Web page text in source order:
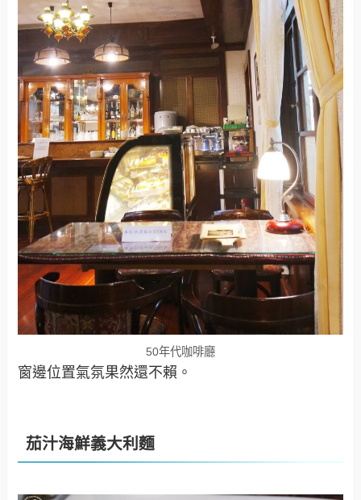
50年代咖啡廳
窗邊位置氣氛果然還不賴。
茄汁海鮮義大利麵